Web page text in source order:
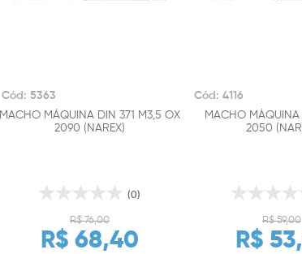
Cód: 5363
MACHO MÁQUINA DIN 371 M3,5 OX
2090 (NAREX)
(0)
R$ 76,00
R$ 68,40
Cód: 4116
MACHO MÁQUINA
2050
R$ 59,00
R$